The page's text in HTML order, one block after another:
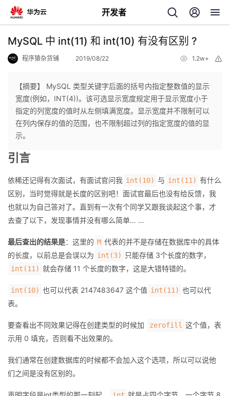
开发者
返
个
页
开
发
者
我
博
的
坛
我
圈
的
我
MySQL 中 int(11) 和 int(10) 有没有区别 ?
程序猿杂货铺 2019/08/22 1.2w+
【摘要】 MySQL 类型关键字后面的括号内指定整数值的显示
宽度(例如，INT(4))。该可选显示宽度规定用于显示宽度小于
指定的列宽度的值时从左侧填满宽度。显示宽度并不限制可以
在列内保存的值的范围，也不限制超过列的指定宽度的值的显
示。
引言
依稀还记得有次面试，有面试官问我 int(10) 与 int(11) 有什么
区别，当时觉得就是长度的区别吧！面试官最后也没有给反馈，我
也就以为自己答对了。直到有一次有个同学又跟我谈起这个事，才
去查了以下，发现事情并没有哪么简单… …
最后查出的结果是：这里的 M 代表的并不是存储在数据库中的具体
的长度，以前总是会误以为 int(3) 只能存储 3个长度的数字，
int(11) 就会存储 11 个长度的数字，这是大错特错的。
int(10) 也可以代表 2147483647 这个值 int(11) 也可以代
表。
要查看出不同效果记得在创建类型的时候加 zerofill 这个值，表
示用 0 填充，否则看不出效果的。
我们通常在创建数据库的时候都不会加入这个选项，所以可以说他
们之间是没有区别的。